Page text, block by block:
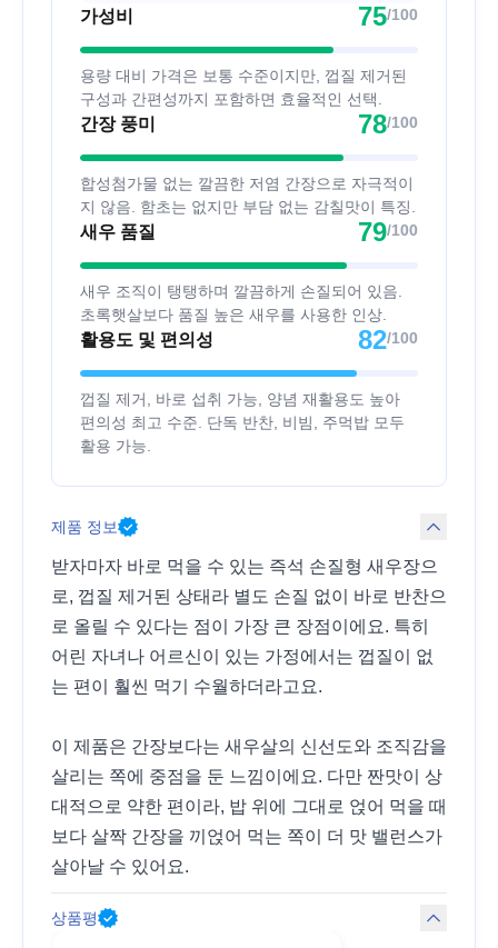
가성비 75/100
용량 대비 가격은 보통 수준이지만, 껍질 제거된
구성과 간편성까지 포함하면 효율적인 선택.
간장 풍미 78/100
합성첨가물 없는 깔끔한 저염 간장으로 자극적이
지 않음. 함초는 없지만 부담 없는 감칠맛이 특징.
새우 품질 79/100
새우 조직이 탱탱하며 깔끔하게 손질되어 있음.
초록햇살보다 품질 높은 새우를 사용한 인상.
활용도 및 편의성 82/100
껍질 제거, 바로 섭취 가능, 양념 재활용도 높아
편의성 최고 수준. 단독 반찬, 비빔, 주먹밥 모두
활용 가능.
제품 정보
받자마자 바로 먹을 수 있는 즉석 손질형 새우장으
로, 껍질 제거된 상태라 별도 손질 없이 바로 반찬으
로 올릴 수 있다는 점이 가장 큰 장점이에요. 특히
어린 자녀나 어르신이 있는 가정에서는 껍질이 없
는 편이 훨씬 먹기 수월하더라고요.
이 제품은 간장보다는 새우살의 신선도와 조직감을
살리는 쪽에 중점을 둔 느낌이에요. 다만 짠맛이 상
대적으로 약한 편이라, 밥 위에 그대로 얹어 먹을 때
보다 살짝 간장을 끼얹어 먹는 쪽이 더 맛 밸런스가
살아날 수 있어요.
상품평